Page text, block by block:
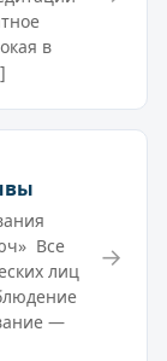
в
Все
лиц
—
→